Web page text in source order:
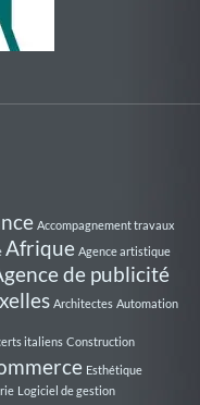
Accompagnement travaux
Afrique Agence artistique
de publicité
Architectes Automation
italiens Construction
Esthétique
Logiciel de gestion